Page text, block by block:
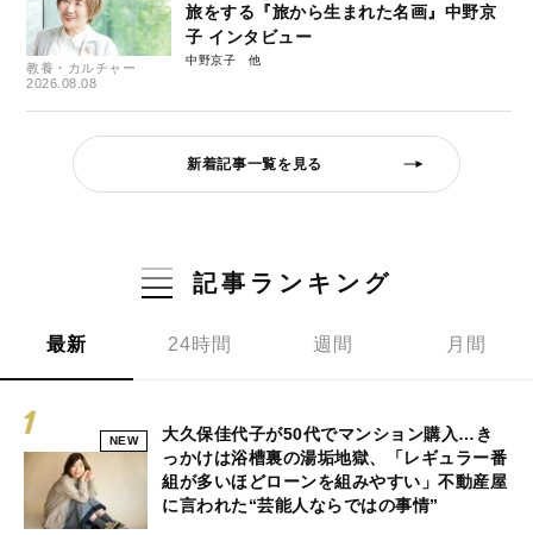
教養・カルチャー
2026.08.08
旅をする『旅から生まれた名画』中野京
子 インタビュー
中野京子
新着記事一覧を見る
記事ランキング
最新 24時間 週間 月間
NEW
大久保佳代子が50代でマンション購入…き
っかけは浴槽裏の湯垢地獄、「レギュラー番
組が多いほどローンを組みやすい」不動産屋
に言われた“芸能人ならではの事情”